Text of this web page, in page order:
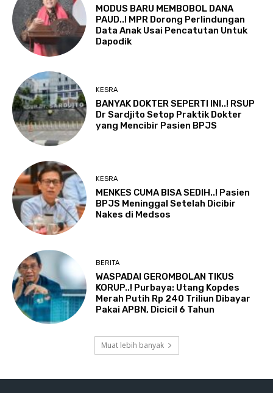
MODUS BARU MEMBOBOL DANA
PAUD..! MPR Dorong Perlindungan
Data Anak Usai Pencatutan Untuk
Dapodik
KESRA
BANYAK DOKTER SEPERTI INI..! RSUP
Dr Sardjito Setop Praktik Dokter
yang Mencibir Pasien BPJS
KESRA
MENKES CUMA BISA SEDIH..! Pasien
BPJS Meninggal Setelah Dicibir
Nakes di Medsos
BERITA
WASPADAI GEROMBOLAN TIKUS
KORUP..! Purbaya: Utang Kopdes
Merah Putih Rp 240 Triliun Dibayar
Pakai APBN, Dicicil 6 Tahun
Muat lebih banyak